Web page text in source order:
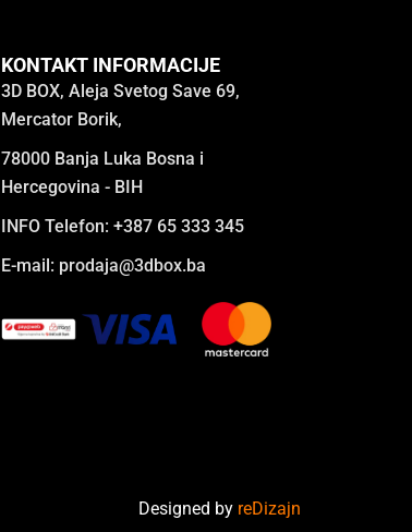
KONTAKT INFORMACIJE
3D BOX, Aleja Svetog Save 69,
Mercator Borik,
78000 Banja Luka Bosna i
Hercegovina - BIH
INFO Telefon: +387 65 333 345
E-mail: prodaja@3dbox.ba
Designed by reDizajn